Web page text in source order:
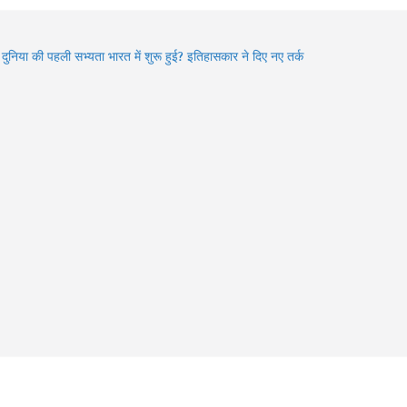
दुनिया की पहली सभ्यता भारत में शुरू हुई? इतिहासकार ने दिए नए तर्क